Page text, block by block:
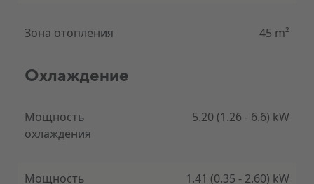
переносимыми по воздуху загрязнителями и
Технология холодной плазмы направлена ​​на
снижение загрязнения воздуха и улучшение
качества воздуха в помещении, помогая создать
работы и отдыха. Это может быть особенно
Зона отопления 45 m²
Охлаждение
Мощность
охлаждения
5.20 (1.26 - 6.6) kW
Мощность 1.41 (0.35 - 2.60) kW